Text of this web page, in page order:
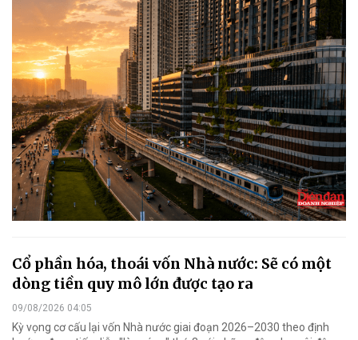
Cổ phần hóa, thoái vốn Nhà nước: Sẽ có một
dòng tiền quy mô lớn được tạo ra
09/08/2026 04:05
Kỳ vọng cơ cấu lại vốn Nhà nước giai đoạn 2026–2030 theo định